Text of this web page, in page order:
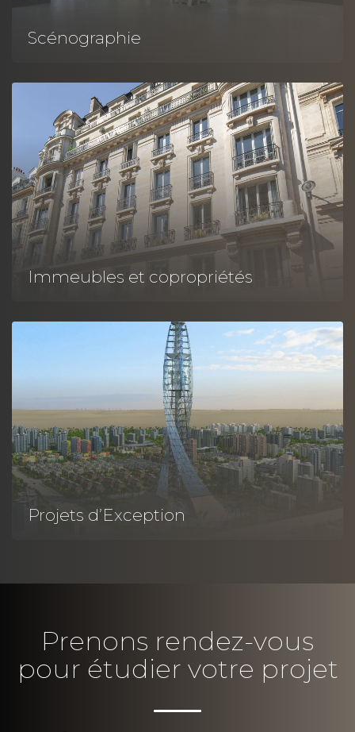
Scénographie
Immeubles et copropriétés
Projets d’Exception
Prenons rendez-vous
pour étudier votre projet